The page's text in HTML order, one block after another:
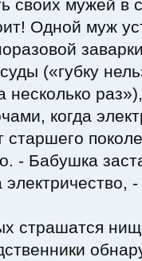
мужей в
Одной муж
(«губку
несколько
когда
старшего
- Бабушка
электричество,
страшатся